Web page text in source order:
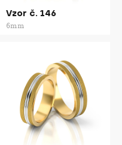
Vzor č. 146
6mm